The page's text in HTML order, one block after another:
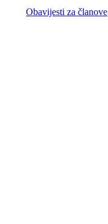
Obavijesti za članove